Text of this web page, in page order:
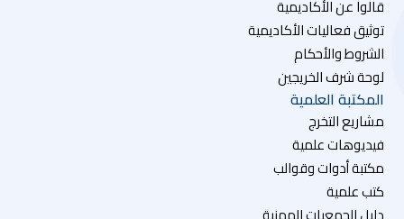
قالوا عن الأكاديمية
توثيق فعاليات الأكاديمية
الشروط والأحكام
لوحة شرف الخريجين
المكتبة العلمية
مشاريع التخرج
فيديوهات علمية
مكتبة أدوات وقوالب
كتب علمية